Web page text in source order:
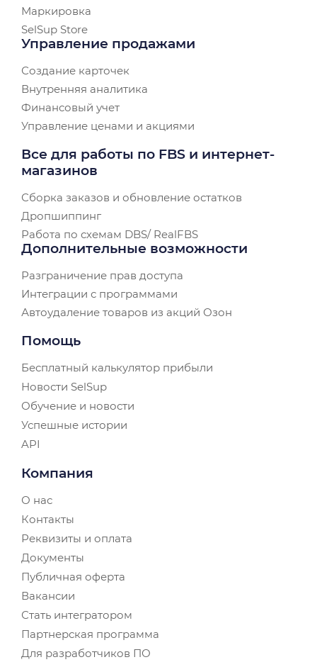
Маркировка
SelSup Store
Управление продажами
Создание карточек
Внутренняя аналитика
Финансовый учет
Управление ценами и акциями
Все для работы по FBS и интернет-
магазинов
Сборка заказов и обновление остатков
Дропшиппинг
Работа по схемам DBS/ RealFBS
Дополнительные возможности
Разграничение прав доступа
Интеграции с программами
Автоудаление товаров из акций Озон
Помощь
Бесплатный калькулятор прибыли
Новости SelSup
Обучение и новости
Успешные истории
API
Компания
О нас
Контакты
Реквизиты и оплата
Документы
Публичная оферта
Вакансии
Стать интегратором
Партнерская программа
Для разработчиков ПО